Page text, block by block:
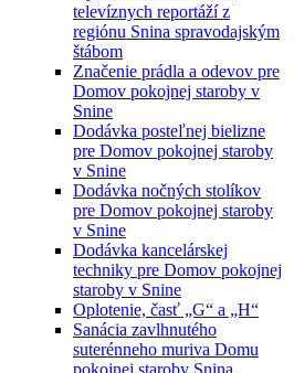
televíznych reportáží z
regiónu Snina spravodajským
štábom
Značenie prádla a odevov pre
Domov pokojnej staroby v
Snine
Dodávka posteľnej bielizne
pre Domov pokojnej staroby
v Snine
Dodávka nočných stolíkov
pre Domov pokojnej staroby
v Snine
Dodávka kancelárskej
techniky pre Domov pokojnej
staroby v Snine
Oplotenie, časť „G“ a „H“
Sanácia zavlhnutého
suterénneho muriva Domu
pokojnej staroby Snina